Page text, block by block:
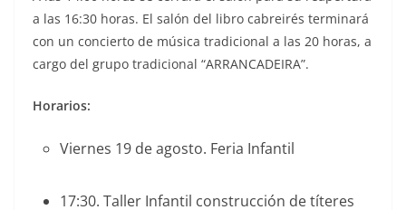
a las 16:30 horas. El salón del libro cabreirés terminará
con un concierto de música tradicional a las 20 horas, a
cargo del grupo tradicional “ARRANCADEIRA”.
Horarios:
Viernes 19 de agosto. Feria Infantil
17:30. Taller Infantil construcción de títeres